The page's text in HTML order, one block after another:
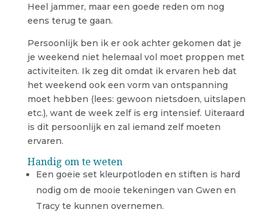
Heel jammer, maar een goede reden om nog
eens terug te gaan.
Persoonlijk ben ik er ook achter gekomen dat je
je weekend niet helemaal vol moet proppen met
activiteiten. Ik zeg dit omdat ik ervaren heb dat
het weekend ook een vorm van ontspanning
moet hebben (lees: gewoon nietsdoen, uitslapen
etc.), want de week zelf is erg intensief. Uiteraard
is dit persoonlijk en zal iemand zelf moeten
ervaren.
Handig om te weten
Een goeie set kleurpotloden en stiften is hard
nodig om de mooie tekeningen van Gwen en
Tracy te kunnen overnemen.